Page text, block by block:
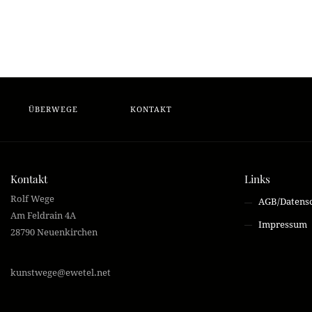
ÜBERWEGE KONTAKT
Kontakt
Rolf Wege
Am Feldrain 4A
28790 Neuenkirchen
kunstwege@ewetel.net
Links
AGB/
Impressum